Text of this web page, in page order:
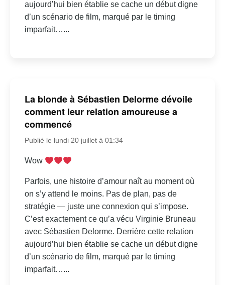
aujourd’hui bien établie se cache un début digne
d’un scénario de film, marqué par le timing
imparfait…...
La blonde à Sébastien Delorme dévoile
comment leur relation amoureuse a
commencé
Publié le lundi 20 juillet à 01:34
Wow
Parfois, une histoire d’amour naît au moment où
on s’y attend le moins. Pas de plan, pas de
stratégie — juste une connexion qui s’impose.
C’est exactement ce qu’a vécu Virginie Bruneau
avec Sébastien Delorme. Derrière cette relation
aujourd’hui bien établie se cache un début digne
d’un scénario de film, marqué par le timing
imparfait…...